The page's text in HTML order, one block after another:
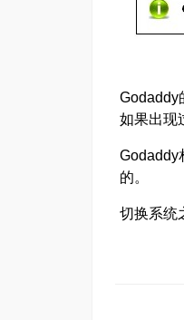
Godaddy
如果出现
Godaddy
的。
切换系统